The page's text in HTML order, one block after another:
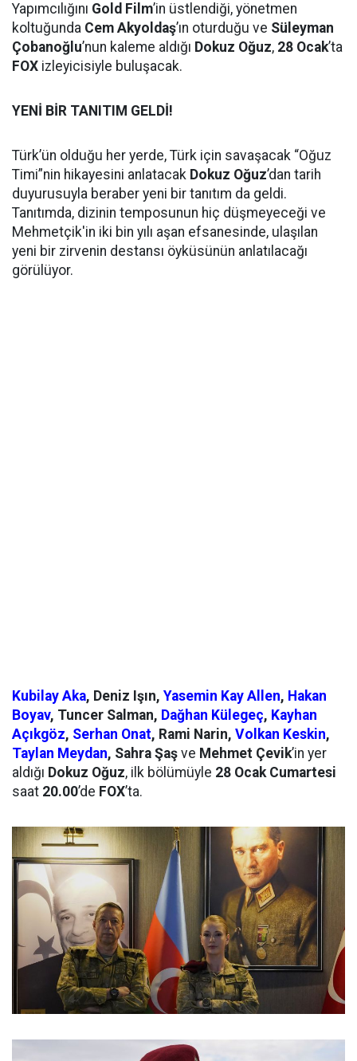
Yapımcılığını Gold Film’in üstlendiği, yönetmen
koltuğunda Cem Akyoldaş’ın oturduğu ve Süleyman
Çobanoğlu’nun kaleme aldığı Dokuz Oğuz, 28 Ocak’ta
FOX izleyicisiyle buluşacak.
YENİ BİR TANITIM GELDİ!
Türk’ün olduğu her yerde, Türk için savaşacak “Oğuz
Timi”nin hikayesini anlatacak Dokuz Oğuz’dan tarih
duyurusuyla beraber yeni bir tanıtım da geldi.
Tanıtımda, dizinin temposunun hiç düşmeyeceği ve
Mehmetçik'in iki bin yılı aşan efsanesinde, ulaşılan
yeni bir zirvenin destansı öyküsünün anlatılacağı
görülüyor.
Kubilay Aka, Deniz Işın, Yasemin Kay Allen, Hakan
Boyav, Tuncer Salman, Dağhan Külegeç, Kayhan
Açıkgöz, Serhan Onat, Rami Narin, Volkan Keskin,
Taylan Meydan, Sahra Şaş ve Mehmet Çevik’in yer
aldığı Dokuz Oğuz, ilk bölümüyle 28 Ocak Cumartesi
saat 20.00’de FOX’ta.